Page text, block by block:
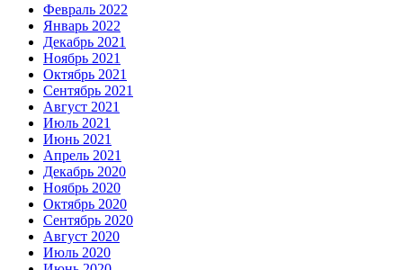
Февраль 2022
Январь 2022
Декабрь 2021
Ноябрь 2021
Октябрь 2021
Сентябрь 2021
Август 2021
Июль 2021
Июнь 2021
Апрель 2021
Декабрь 2020
Ноябрь 2020
Октябрь 2020
Сентябрь 2020
Август 2020
Июль 2020